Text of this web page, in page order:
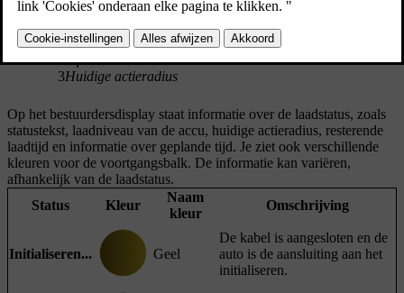
Informatie op het bestuurdersdisplay.
1Informatie over de laadstatus
2Informatie over het laadniveau van de accu
3Huidige actieradius
Op het bestuurdersdisplay staat informatie over de laadstatus, zoals
statustekst, laadniveau van de accu, huidige actieradius, resterende
laadtijd en informatie over geplande tijd. Je ziet ook verschillende
kleuren voor de voortgangsbalk. De informatie kan variëren,
afhankelijk van de laadstatus.
Status
Kleur
Naam
kleur
Omschrijving
Initialiseren... Geel
De kabel is aangesloten en de
auto is de aansluiting aan het
initialiseren.